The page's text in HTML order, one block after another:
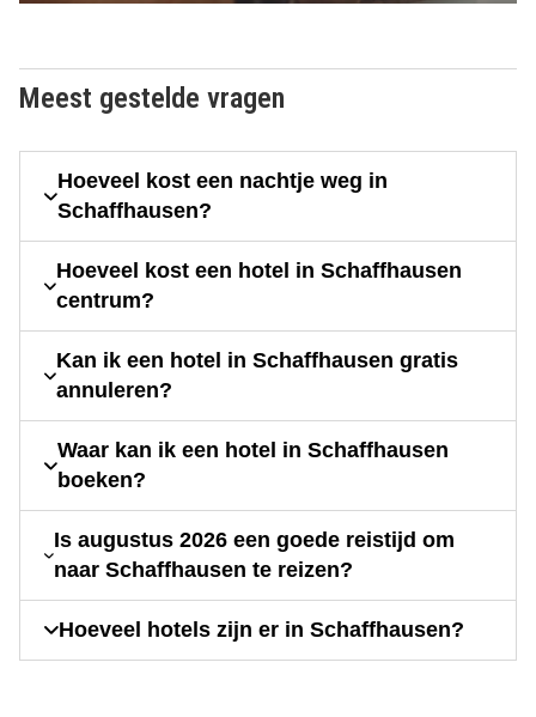
Meest gestelde vragen
Hoeveel kost een nachtje weg in
Schaffhausen?
Hoeveel kost een hotel in Schaffhausen
centrum?
Kan ik een hotel in Schaffhausen gratis
annuleren?
Waar kan ik een hotel in Schaffhausen
boeken?
Is augustus 2026 een goede reistijd om
naar Schaffhausen te reizen?
Hoeveel hotels zijn er in Schaffhausen?